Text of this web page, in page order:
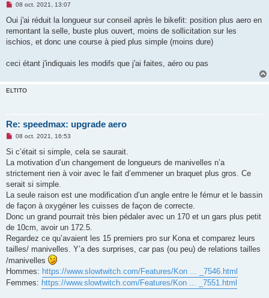
M
s
a
g
o
u
08 oct. 2021, 13:07
Oui j'ai réduit la longueur sur conseil après le bikefit: position plus aero en
remontant la selle, buste plus ouvert, moins de sollicitation sur les
ischios, et donc une course à pied plus simple (moins dure)
ceci étant j'indiquais les modifs que j'ai faites, aéro ou pas
ELTITO
Re: speedmax: upgrade aero
M
a
g
n
o
l
u
08 oct. 2021, 16:53
Si c’était si simple, cela se saurait.
La motivation d’un changement de longueurs de manivelles n’a
strictement rien à voir avec le fait d’emmener un braquet plus gros. Ce
serait si simple.
La seule raison est une modification d’un angle entre le fémur et le bassin
de façon à oxygéner les cuisses de façon de correcte.
Donc un grand pourrait très bien pédaler avec un 170 et un gars plus petit
de 10cm, avoir un 172.5.
Regardez ce qu’avaient les 15 premiers pro sur Kona et comparez leurs
tailles/ manivelles. Y’a des surprises, car pas (ou peu) de relations tailles
/manivelles
Hommes: https://www.slowtwitch.com/Features/Kon ... _7546.html
Femmes: https://www.slowtwitch.com/Features/Kon ... _7551.html